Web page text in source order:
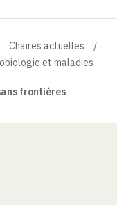
Chaires actuelles
et maladies
frontières